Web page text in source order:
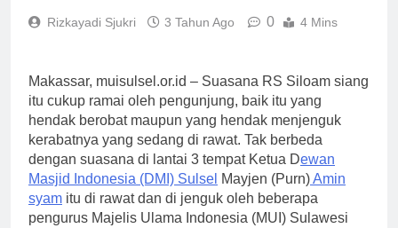
Rizkayadi Sjukri 3 Tahun Ago 0 4 Mins
Makassar, muisulsel.or.id – Suasana RS Siloam siang
itu cukup ramai oleh pengunjung, baik itu yang
hendak berobat maupun yang hendak menjenguk
kerabatnya yang sedang di rawat. Tak berbeda
dengan suasana di lantai 3 tempat Ketua Dewan
Masjid Indonesia (DMI) Sulsel Mayjen (Purn)Amin
syam itu di rawat dan di jenguk oleh beberapa
pengurus Majelis Ulama Indonesia (MUI) Sulawesi